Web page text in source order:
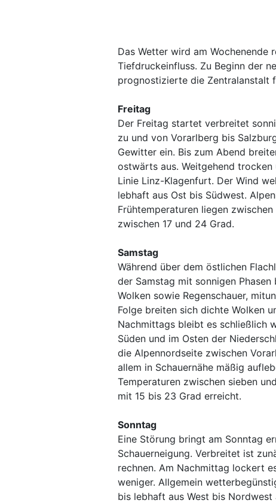
Das Wetter wird am Wochenende
Tiefdruckeinfluss. Zu Beginn der
prognostizierte die Zentralanstalt
Freitag
Der Freitag startet verbreitet
zu und von Vorarlberg bis
Gewitter ein. Bis zum Abend
ostwärts aus. Weitgehend
Linie Linz-Klagenfurt. Der Wind
lebhaft aus Ost bis Südwest.
Frühtemperaturen liegen
zwischen 17 und 24 Grad.
Samstag
Während über dem östlichen
der Samstag mit sonnigen
Wolken sowie Regenschauer,
Folge breiten sich dichte Wolken
Nachmittags bleibt es schließlich
Süden und im Osten der
die Alpennordseite zwischen
allem in Schauernähe mäßig
Temperaturen zwischen sieben
mit 15 bis 23 Grad erreicht.
Sonntag
Eine Störung bringt am Sonntag
Schauerneigung. Verbreitet ist
rechnen. Am Nachmittag lockert
weniger. Allgemein
bis lebhaft aus West bis